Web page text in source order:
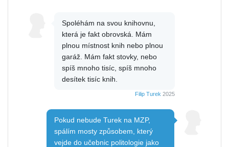
Spoléhám na svou knihovnu,
která je fakt obrovská. Mám
plnou místnost knih nebo plnou
garáž. Mám fakt stovky, nebo
spíš mnoho tisíc, spíš mnoho
desítek tisíc knih.
Filip Turek 2025
Pokud nebude Turek na MZP,
spálím mosty způsobem, který
vejde do učebnic politologie jako